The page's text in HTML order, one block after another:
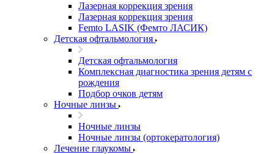
Лазерная коррекция зрения
Лазерная коррекция зрения
Femto LASIK (Фемто ЛАСИК)
Детская офтальмология
Детская офтальмология
Комплексная диагностика зрения детям c
рождения
Подбор очков детям
Ночные линзы
Ночные линзы
Ночные линзы (ортокератология)
Лечение глаукомы